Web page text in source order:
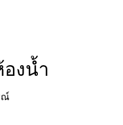
งน้ำ
ณ์